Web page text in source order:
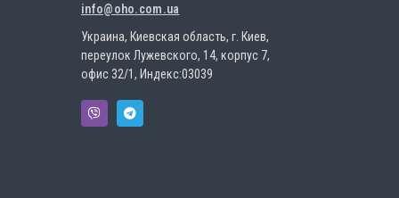
info@oho.com.ua
Украина, Киевская область, г. Киев,
переулок Лужевского, 14, корпус 7,
офис 32/1, Индекс:03039